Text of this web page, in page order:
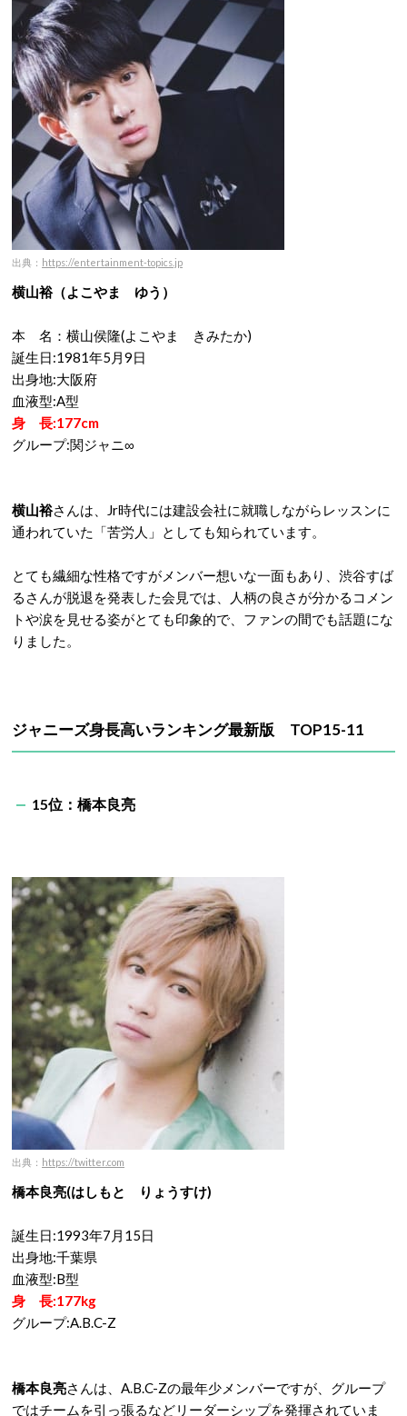
出典： https://entertainment-topics.jp
横山裕（よこやま ゆう）
本 名：横山侯隆(よこやま きみたか)
誕生日:1981年5月9日
出身地:大阪府
血液型:A型
身 長:177cm
グループ:関ジャニ∞
横山裕さんは、Jr時代には建設会社に就職しながらレッスンに
通われていた「苦労人」としても知られています。
とても繊細な性格ですがメンバー想いな一面もあり、渋谷すば
るさんが脱退を発表した会見では、人柄の良さが分かるコメン
トや涙を見せる姿がとても印象的で、ファンの間でも話題にな
りました。
ジャニーズ身長高いランキング最新版 TOP15-11
15位：橋本良亮
出典： https://twitter.com
橋本良亮(はしもと りょうすけ)
誕生日:1993年7月15日
出身地:千葉県
血液型:B型
身 長:177kg
グループ:A.B.C-Z
橋本良亮さんは、A.B.C-Zの最年少メンバーですが、グループ
ではチームを引っ張るなどリーダーシップを発揮されていま